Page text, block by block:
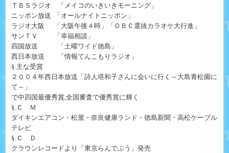
ＴＢＳラジオ 「メイコのいきいきモーニング」
ニッポン放送 「オールナイトニッポン」
ラジオ大阪 「大阪午後４時」「ＯＢＣ選抜カラオケ大行進」
サンＴＶ 「幸福相談」
四国放送 「土曜ワイド徳島」
西日本放送 「情報てんこもりラジオ」
§.主な受賞
２００４年西日本放送「詩人塔和子さんに会いに行く～大島青松園に
て～」
で中四国最優秀賞,全国審査で優秀賞に輝く
§.Ｃ Ｍ
ダイキンエアコン・松屋・奈良健康ランド・徳島新聞・高松ケーブル
テレビ
§.Ｃ Ｄ
クラウンレコードより「東京らんでぶう」発売